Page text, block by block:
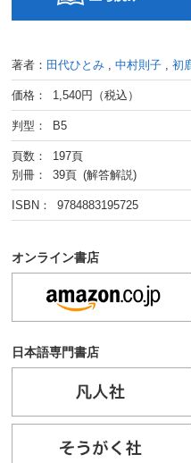
著者： 田代ひとみ ,中村則子 ,初
価格： 1,540円（税込）
判型： B5
頁数： 197頁
別冊： 39頁 (解答解説)
ISBN： 9784883195725
オンライン書店
日本語専門書店